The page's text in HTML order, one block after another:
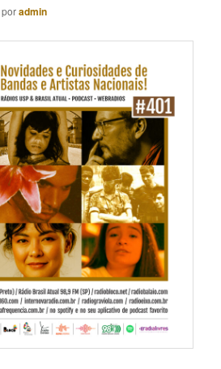
poradmin